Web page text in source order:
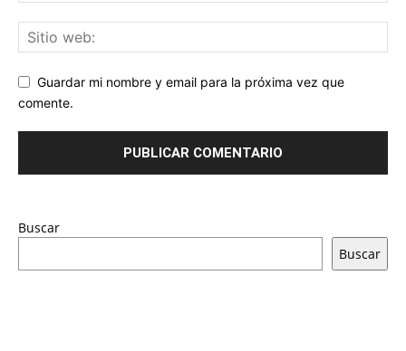
Guardar mi nombre y email para la próxima vez que
comente.
Buscar
Buscar